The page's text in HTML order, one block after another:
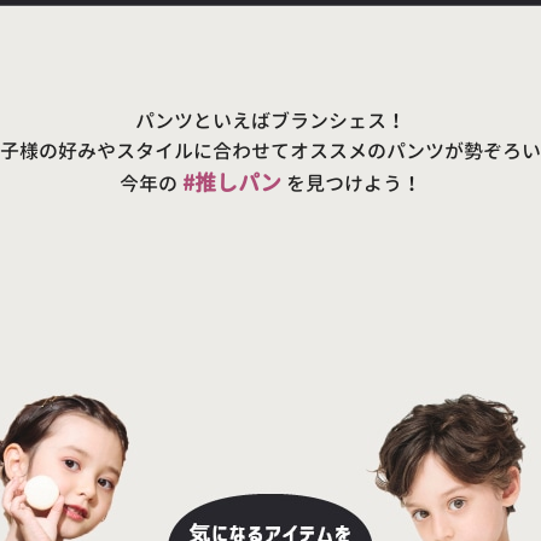
パンツといえばブランシェス！
様の好みやスタイルに合わせてオススメのパンツが勢ぞろ
今年の #推しパン を見つけよう！